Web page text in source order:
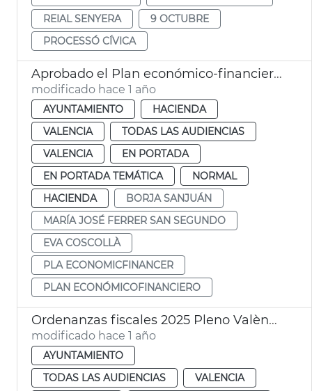
REIAL SENYERA
9 OCTUBRE
PROCESSÓ CÍVICA
Aprobado el Plan económico-financiero 2025-2026 de València
modificado hace 1 año
AYUNTAMIENTO
HACIENDA
VALENCIA
TODAS LAS AUDIENCIAS
VALENCIA
EN PORTADA
EN PORTADA TEMÁTICA
NORMAL
HACIENDA
BORJA SANJUÁN
MARÍA JOSÉ FERRER SAN SEGUNDO
EVA COSCOLLÀ
PLA ECONOMICFINANCER
PLAN ECONÓMICOFINANCIERO
Ordenanzas fiscales 2025 Pleno València
modificado hace 1 año
AYUNTAMIENTO
TODAS LAS AUDIENCIAS
VALENCIA